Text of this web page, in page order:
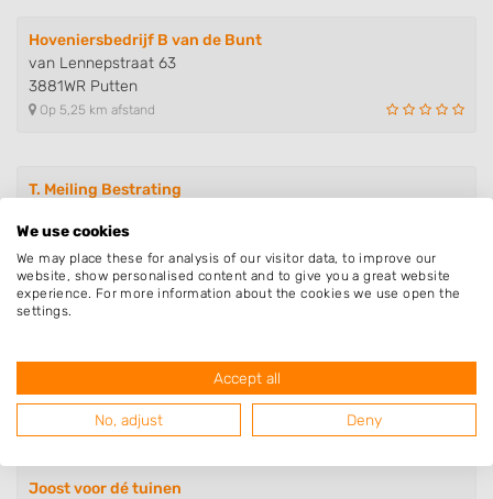
Hoveniersbedrijf B van de Bunt
van Lennepstraat 63
3881WR Putten
Op 5,25 km afstand
T. Meiling Bestrating
3881JB Putten
Op 5,73 km afstand
Burgemeester Heijblomhof 1
Op 5,75 km afstand
Joost voor dé tuinen
We use cookies
We may place these for analysis of our visitor data, to improve our
website, show personalised content and to give you a great website
experience. For more information about the cookies we use open the
settings.
Accept all
No, adjust Deny